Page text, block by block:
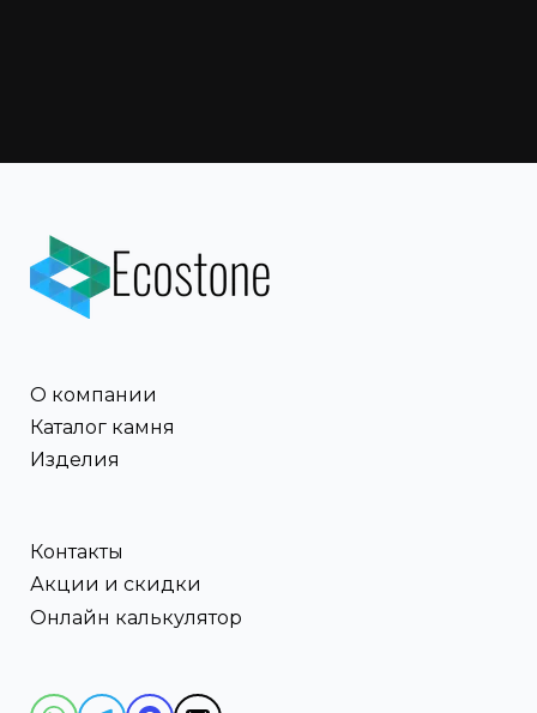
О компании
Каталог камня
Изделия
Контакты
Акции и скидки
Онлайн калькулятор